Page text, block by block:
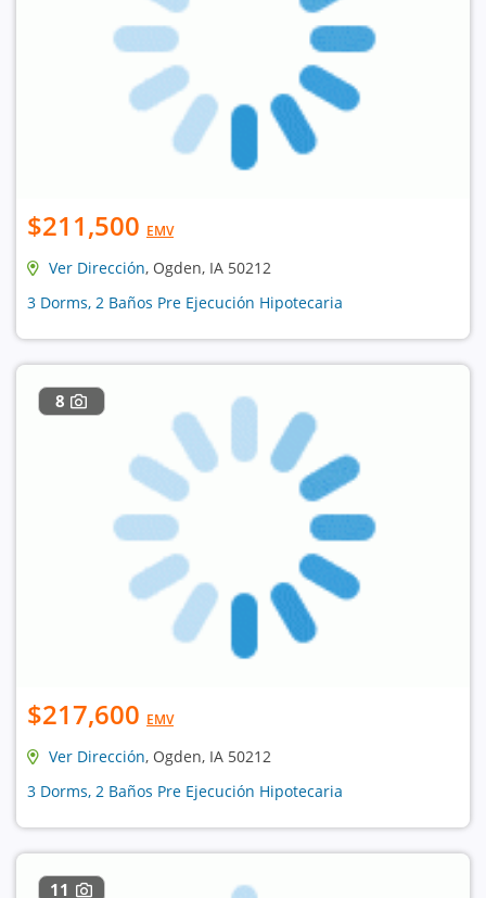
$211,500 EMV
Ver Dirección, Ogden, IA 50212
3 Dorms, 2 Baños Pre Ejecución Hipotecaria
8
$217,600 EMV
Ver Dirección, Ogden, IA 50212
3 Dorms, 2 Baños Pre Ejecución Hipotecaria
11